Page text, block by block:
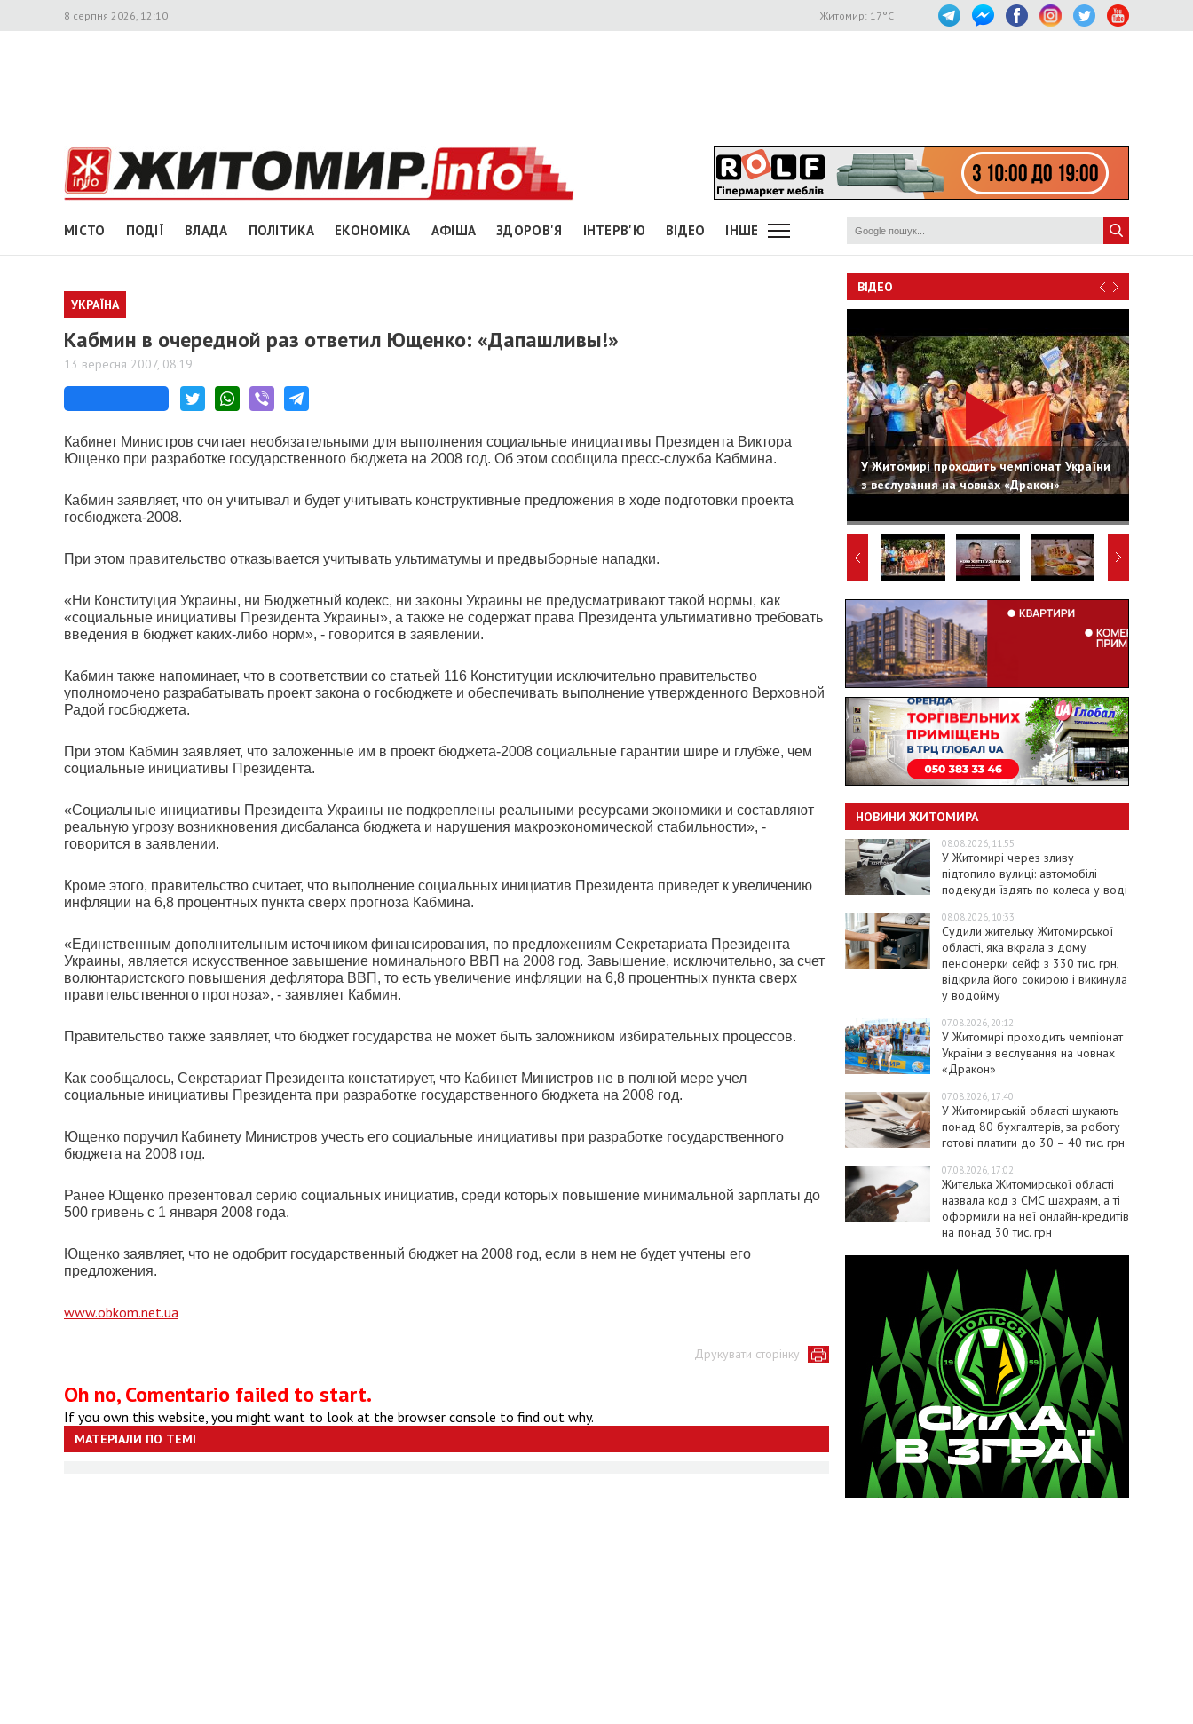
8 серпня 2026, 12:10 Житомир: 17°C
МІСТО ПОДІЇ ВЛАДА ПОЛІТИКА ЕКОНОМІКА АФІША ЗДОРОВ'Я ІНТЕРВ'Ю ВІДЕО ІНШЕ
УКРАЇНА
Кабмин в очередной раз ответил Ющенко: «Дапашливы!»
13 вересня 2007, 08:19
Кабинет Министров считает необязательными для выполнения социальные инициативы Президента Виктора
Ющенко при разработке государственного бюджета на 2008 год. Об этом сообщила пресс-служба Кабмина.
Кабмин заявляет, что он учитывал и будет учитывать конструктивные предложения в ходе подготовки проекта
госбюджета-2008.
При этом правительство отказывается учитывать ультиматумы и предвыборные нападки.
«Ни Конституция Украины, ни Бюджетный кодекс, ни законы Украины не предусматривают такой нормы, как
«социальные инициативы Президента Украины», а также не содержат права Президента ультимативно требовать
введения в бюджет каких-либо норм», - говорится в заявлении.
Кабмин также напоминает, что в соответствии со статьей 116 Конституции исключительно правительство
уполномочено разрабатывать проект закона о госбюджете и обеспечивать выполнение утвержденного Верховной
Радой госбюджета.
При этом Кабмин заявляет, что заложенные им в проект бюджета-2008 социальные гарантии шире и глубже, чем
социальные инициативы Президента.
«Социальные инициативы Президента Украины не подкреплены реальными ресурсами экономики и составляют
реальную угрозу возникновения дисбаланса бюджета и нарушения макроэкономической стабильности», -
говорится в заявлении.
Кроме этого, правительство считает, что выполнение социальных инициатив Президента приведет к увеличению
инфляции на 6,8 процентных пункта сверх прогноза Кабмина.
«Единственным дополнительным источником финансирования, по предложениям Секретариата Президента
Украины, является искусственное завышение номинального ВВП на 2008 год. Завышение, исключительно, за счет
волюнтаристского повышения дефлятора ВВП, то есть увеличение инфляции на 6,8 процентных пункта сверх
правительственного прогноза», - заявляет Кабмин.
Правительство также заявляет, что бюджет государства не может быть заложником избирательных процессов.
Как сообщалось, Секретариат Президента констатирует, что Кабинет Министров не в полной мере учел
социальные инициативы Президента при разработке государственного бюджета на 2008 год.
Ющенко поручил Кабинету Министров учесть его социальные инициативы при разработке государственного
бюджета на 2008 год.
Ранее Ющенко презентовал серию социальных инициатив, среди которых повышение минимальной зарплаты до
500 гривень с 1 января 2008 года.
Ющенко заявляет, что не одобрит государственный бюджет на 2008 год, если в нем не будет учтены его
предложения.
www.obkom.net.ua
Друкувати сторінку
Oh no, Comentario failed to start.
If you own this website, you might want to look at the browser console to find out why.
МАТЕРІАЛИ ПО ТЕМІ
ВІДЕО
У Житомирі проходить чемпіонат України
з веслування на човнах «Дракон»
НОВИНИ ЖИТОМИРА
08.08.2026, 11:55
У Житомирі через зливу
підтопило вулиці: автомобілі
подекуди їздять по колеса у воді
08.08.2026, 10:33
Судили жительку Житомирської
області, яка вкрала з дому
пенсіонерки сейф з 330 тис. грн,
відкрила його сокирою і викинула
у водойму
07.08.2026, 20:12
У Житомирі проходить чемпіонат
України з веслування на човнах
«Дракон»
07.08.2026, 17:40
У Житомирській області шукають
понад 80 бухгалтерів, за роботу
готові платити до 30 – 40 тис. грн
07.08.2026, 17:02
Жителька Житомирської області
назвала код з СМС шахраям, а ті
оформили на неї онлайн-кредитів
на понад 30 тис. грн